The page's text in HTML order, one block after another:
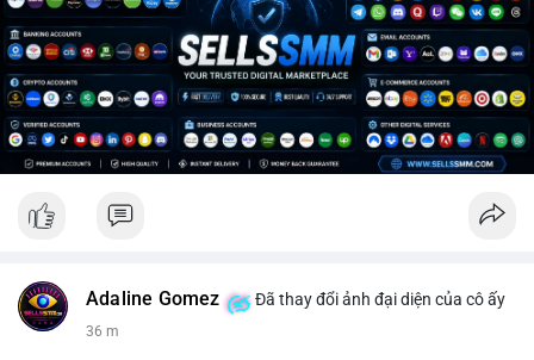
Adaline Gomez Đã thay đổi ảnh đại diện của cô ấy
36 m